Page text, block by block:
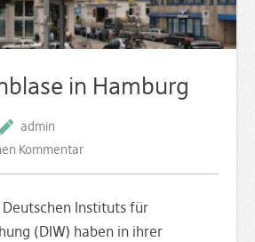
in Hamburg
admin
Kommentar
Deutschen Instituts für
(DIW) haben in ihrer